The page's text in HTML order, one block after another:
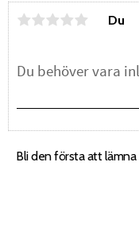
Du
Bli den första att